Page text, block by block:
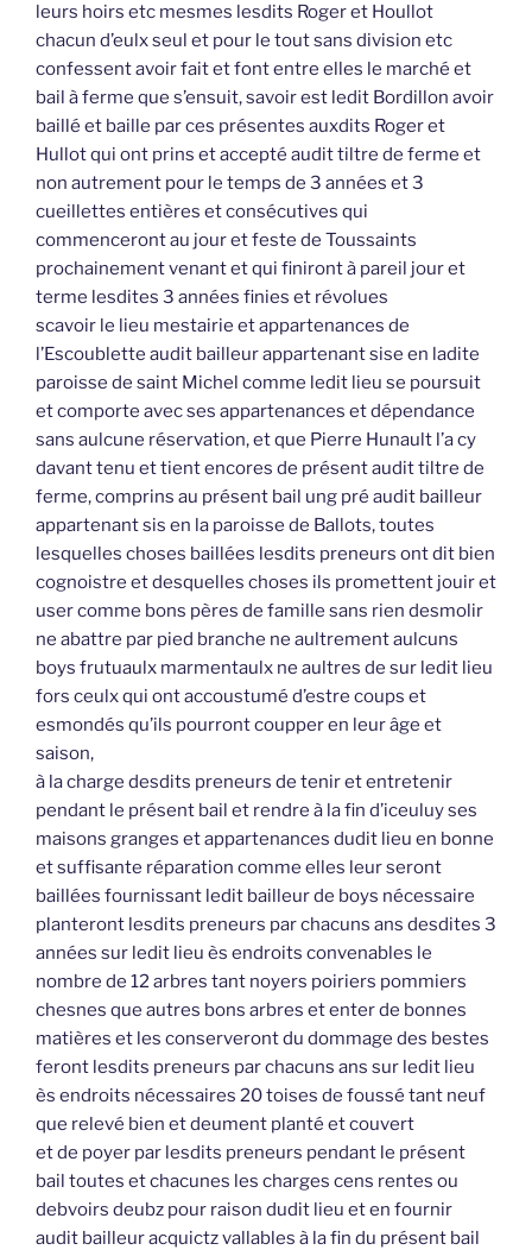
leurs hoirs etc mesmes lesdits Roger et Houllot
chacun d’eulx seul et pour le tout sans division etc
confessent avoir fait et font entre elles le marché et
bail à ferme que s’ensuit, savoir est ledit Bordillon avoir
baillé et baille par ces présentes auxdits Roger et
Hullot qui ont prins et accepté audit tiltre de ferme et
non autrement pour le temps de 3 années et 3
cueillettes entières et consécutives qui
commenceront au jour et feste de Toussaints
prochainement venant et qui finiront à pareil jour et
terme lesdites 3 années finies et révolues
scavoir le lieu mestairie et appartenances de
l’Escoublette audit bailleur appartenant sise en ladite
paroisse de saint Michel comme ledit lieu se poursuit
et comporte avec ses appartenances et dépendance
sans aulcune réservation, et que Pierre Hunault l’a cy
davant tenu et tient encores de présent audit tiltre de
ferme, comprins au présent bail ung pré audit bailleur
appartenant sis en la paroisse de Ballots, toutes
lesquelles choses baillées lesdits preneurs ont dit bien
cognoistre et desquelles choses ils promettent jouir et
user comme bons pères de famille sans rien desmolir
ne abattre par pied branche ne aultrement aulcuns
boys frutuaulx marmentaulx ne aultres de sur ledit lieu
fors ceulx qui ont accoustumé d’estre coups et
esmondés qu’ils pourront coupper en leur âge et
saison,
à la charge desdits preneurs de tenir et entretenir
pendant le présent bail et rendre à la fin d’iceuluy ses
maisons granges et appartenances dudit lieu en bonne
et suffisante réparation comme elles leur seront
baillées fournissant ledit bailleur de boys nécessaire
planteront lesdits preneurs par chacuns ans desdites 3
années sur ledit lieu ès endroits convenables le
nombre de 12 arbres tant noyers poiriers pommiers
chesnes que autres bons arbres et enter de bonnes
matières et les conserveront du dommage des bestes
feront lesdits preneurs par chacuns ans sur ledit lieu
ès endroits nécessaires 20 toises de foussé tant neuf
que relevé bien et deument planté et couvert
et de poyer par lesdits preneurs pendant le présent
bail toutes et chacunes les charges cens rentes ou
debvoirs deubz pour raison dudit lieu et en fournir
audit bailleur acquictz vallables à la fin du présent bail